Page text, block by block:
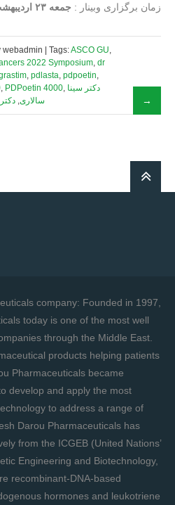
زمان برگزاری وبینار : جمعه ۲۳ اردیبهشت ماه ۱۴۰۱ ساعت ۱۱ الی ۱۳
webadmin | Tags:ASCO GU
2022 Symposium dr
pdlasta pdpoetin
PDPoetin 4000 دکتر سینا
سالاری
company: Founded in 1997,
today is one of the most well
through the Middle East.
products helping patients
Pharmaceuticals became
develop and apply the most
to address a range of
Darou Pharmaceuticals has
from the ICGEB (United Nations’
Engineering and Biotechnology,
recombinant-DNA-based
hormones and leukotriene